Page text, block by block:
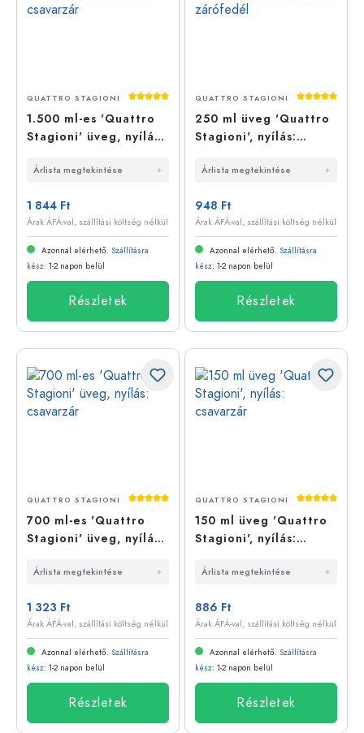
Átlagos értékelés 5 a 5 csillagból
QUATTRO STAGIONI
1.500 ml-es 'Quattro
Stagioni' üveg, nyílás:
Árlista megtekintése
1 844 Ft
Árak ÁFÁ-val, szállítási költség nélkül
Azonnal elérhető. Szállításra
kész: 1-2 napon belül
Részletek
Átlagos
QUATTRO STAGIONI
250 ml üveg 'Quattro
Stagioni', nyílás:
Árlista megtekintése
948 Ft
Árak ÁFÁ-val, szállítási költség nélkül
Azonnal elérhető. Szállításra
kész: 1-2 napon belül
Részletek
Átlagos értékelés 5 a 5 csillagból
QUATTRO STAGIONI
700 ml-es 'Quattro
Stagioni' üveg, nyílás:
Árlista megtekintése
1 323 Ft
Árak ÁFÁ-val, szállítási költség nélkül
Azonnal elérhető. Szállításra
kész: 1-2 napon belül
Részletek
Átlagos
QUATTRO STAGIONI
150 ml üveg 'Quattro
Stagioni', nyílás:
Árlista megtekintése
886 Ft
Árak ÁFÁ-val, szállítási költség nélkül
Azonnal elérhető. Szállításra
kész: 1-2 napon belül
Részletek